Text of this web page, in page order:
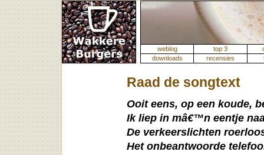
weblog top 3
downloads
recensies
Raad de songtext
Ooit eens, op een koude,
Ik liep in mâ€™n eentje
De verkeerslichten
Het onbeantwoorde